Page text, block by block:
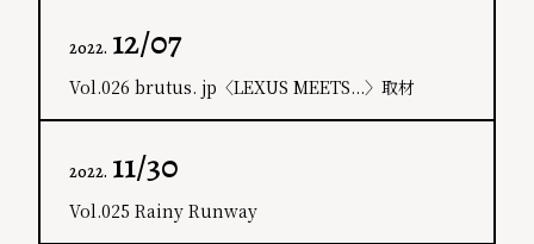
2022. 12/07
Vol.026 brutus. jp〈LEXUS MEETS...〉取材
2022. 11/30
Vol.025 Rainy Runway